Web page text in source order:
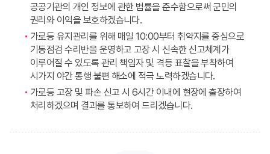
공공기관의 개인 정보에 관한 법률을 준수함으로써 군민의
권리와 이익을 보호하겠습니다.
가로등 유지관리를 위해 매일 10:00부터 취약지를 중심으로
기동점검 수리반을 운영하고 고장 시 신속한 신고체계가
이루어질 수 있도록 관리 책임자 및 격등 표찰을 부착하여
시가지 야간 통행 불편 해소에 적극 노력하겠습니다.
가로등 고장 및 파손 신고 시 6시간 이내에 현장에 출장하여
처리하겠으며 결과를 통보하여 드리겠습니다.